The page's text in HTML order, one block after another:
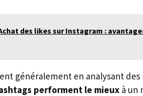
des likes sur Instagram :
généralement en analysant
performent le mieux à un